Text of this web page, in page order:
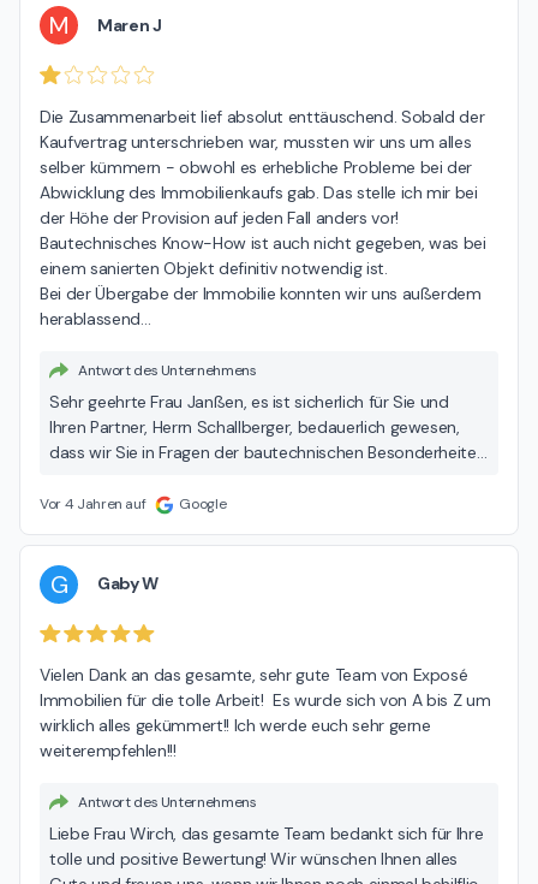
Lebenslagen, deren Umsetzung und unser persönliches
Engagement ist für uns nicht nur ein großes Lob und
Anerkennung, sondern vielmehr auch eine ständige
stellen. Tag für Tag, und immer noch ein bisschen besser!
Vielen Dank.
M Maren J
Die Zusammenarbeit lief absolut enttäuschend. Sobald der
Kaufvertrag unterschrieben war, mussten wir uns um alles
selber kümmern - obwohl es erhebliche Probleme bei der
Abwicklung des Immobilienkaufs gab. Das stelle ich mir bei
der Höhe der Provision auf jeden Fall anders vor!
Bautechnisches Know-How ist auch nicht gegeben, was bei
einem sanierten Objekt definitiv notwendig ist.
Bei der Übergabe der Immobilie konnten wir uns außerdem
herablassend…
Antwort des Unternehmens
Sehr geehrte Frau Janßen, es ist sicherlich für Sie und
Ihren Partner, Herrn Schallberger, bedauerlich gewesen,
dass wir Sie in Fragen der bautechnischen Besonderheiten
dass wir Ihren Partner Herrn Schallberger, der während der
unser Ansprechpartner war, bereits mehrfach darauf
hingewiesen hatten, dass dies in keinem Fall zu unsere
fachliche Kompetenz gehört. Im Gegenteil. Um hier
fachlich kompetent Aussagen treffen zu können, bedarf es
Somit wäre eine Beratung unsererseits Ihnen gegenüber
gerade zu fahrlässig gewesen. Um Ihnen dazu dennoch die
fachlich korrekten Antworten liefern zu können, hatten wir
Herrn Schallberger bereits sehr früh den direkten Kontakt
hatten. Von unserer Seite aus erhielten Sie unaufgefordert
sämtliche erforderlichen Unterlagen zur Immobilie sowie
bautechnischen Unterlagen um ein umfassendes Bild über
Vor 4 Jahren auf Google
G Gaby W
Vielen Dank an das gesamte, sehr gute Team von Exposé
Immobilien für die tolle Arbeit!  Es wurde sich von A bis Z um
wirklich alles gekümmert!! Ich werde euch sehr gerne
weiterempfehlen!!!
Antwort des Unternehmens
Liebe Frau Wirch, das gesamte Team bedankt sich für Ihre
tolle und positive Bewertung! Wir wünschen Ihnen alles